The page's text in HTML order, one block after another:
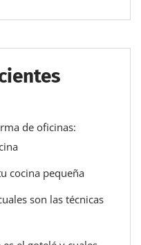
de oficinas:
cocina pequeña
son las técnicas